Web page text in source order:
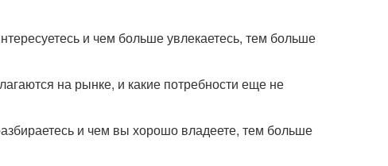
и чем больше увлекаетесь, тем больше
на рынке, и какие потребности еще не
и чем вы хорошо владеете, тем больше